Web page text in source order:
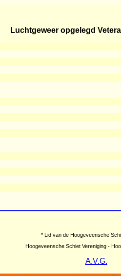
Luchtgeweer opgelegd
* Lid van de Hoogeveensche
Hoogeveensche Schiet Vereniging -
A.V.G.